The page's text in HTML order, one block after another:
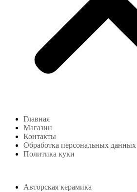
Главная
Магазин
Контакты
Обработка персональных данных
Политика куки
Авторская керамика